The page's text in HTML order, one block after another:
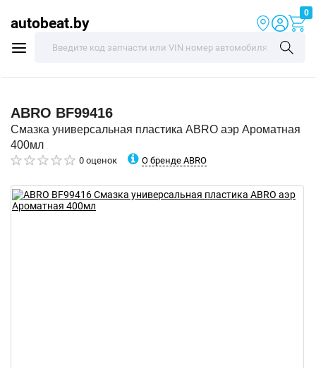
autobeat.by
0
ABRO BF99416
Смазка универсальная пластика ABRO аэр Ароматная
400мл
0 оценок О бренде ABRO